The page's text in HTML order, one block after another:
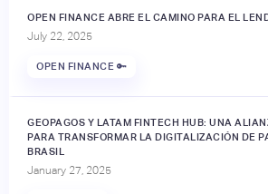
OPEN FINANCE ABRE EL CAMINO PARA EL
July 22, 2025
OPEN FINANCE 🔑
GEOPAGOS Y LATAM FINTECH HUB: UNA
PARA TRANSFORMAR LA DIGITALIZACIÓN DE
BRASIL
January 27, 2025